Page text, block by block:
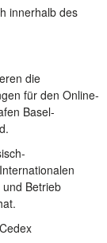
innerhalb des
die
für den Online-
Basel-
Betrieb